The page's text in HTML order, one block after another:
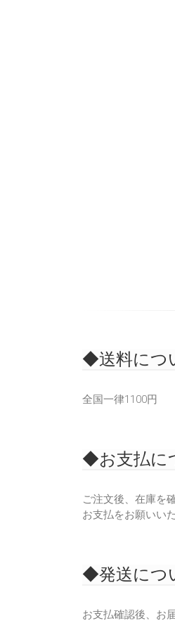
◆送料につ
全国一律1100円
◆お支払に
ご注文後、在庫を
お支払をお願いい
◆発送につ
お支払確認後、お